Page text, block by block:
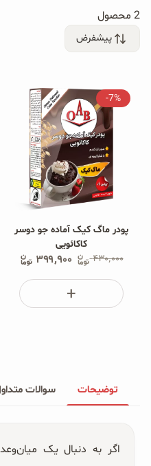
رایس کیک
صبحانه و میان وعده
سبوس و جوانه‌ها
پک سلامتی OAB
کتاب‌های OAB
وبلاگ
2 محصول
پیشفرض
-7%
پودر ماگ کیک آماده جو دوسر
کاکائویی
۴۳۰٬۰۰۰
۳۹۹٬۹۰۰
توضیحات سوالات
اگر به دنبال یک